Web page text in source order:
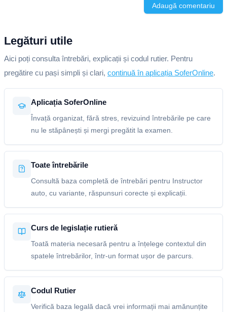
Adaugă comentariu
Legături utile
Aici poți consulta întrebări, explicații și codul rutier. Pentru
pregătire cu pași simpli și clari, continuă în aplicația SoferOnline.
Aplicația SoferOnline
Învață organizat, fără stres, revizuind întrebările pe care
nu le stăpânești și mergi pregătit la examen.
Toate întrebările
Consultă baza completă de întrebări pentru Instructor
auto, cu variante, răspunsuri corecte și explicații.
Curs de legislație rutieră
Toată materia necesară pentru a înțelege contextul din
spatele întrebărilor, într-un format ușor de parcurs.
Codul Rutier
Verifică baza legală dacă vrei informații mai amănunțite